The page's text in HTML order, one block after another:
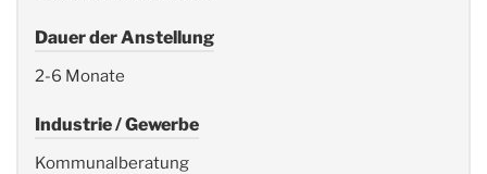
Dauer der Anstellung
2-6 Monate
Industrie / Gewerbe
Kommunalberatung